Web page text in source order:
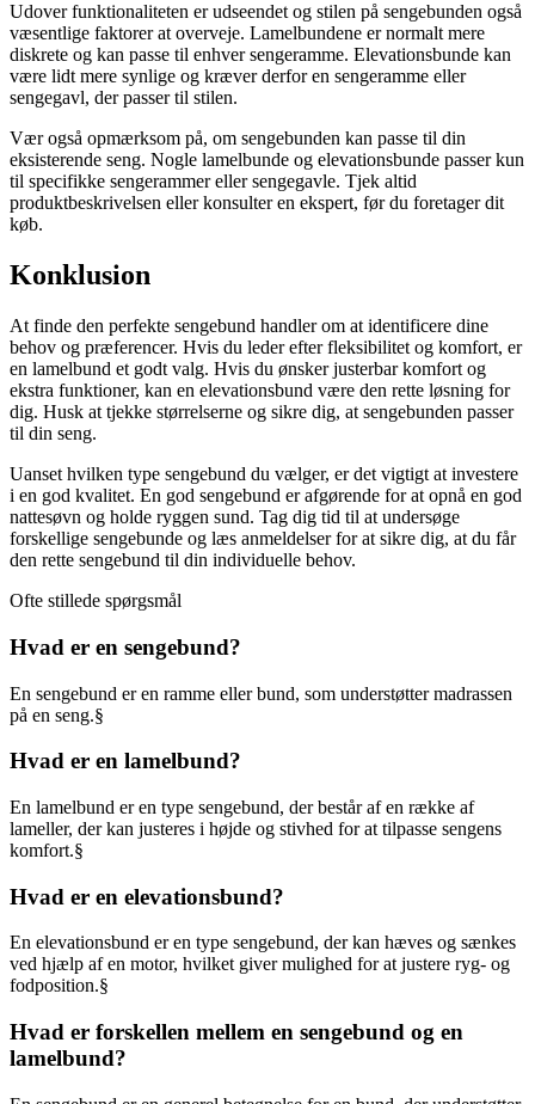
Udover funktionaliteten er udseendet og stilen på sengebunden også
væsentlige faktorer at overveje. Lamelbundene er normalt mere
diskrete og kan passe til enhver sengeramme. Elevationsbunde kan
være lidt mere synlige og kræver derfor en sengeramme eller
sengegavl, der passer til stilen.
Vær også opmærksom på, om sengebunden kan passe til din
eksisterende seng. Nogle lamelbunde og elevationsbunde passer kun
til specifikke sengerammer eller sengegavle. Tjek altid
produktbeskrivelsen eller konsulter en ekspert, før du foretager dit
køb.
Konklusion
At finde den perfekte sengebund handler om at identificere dine
behov og præferencer. Hvis du leder efter fleksibilitet og komfort, er
en lamelbund et godt valg. Hvis du ønsker justerbar komfort og
ekstra funktioner, kan en elevationsbund være den rette løsning for
dig. Husk at tjekke størrelserne og sikre dig, at sengebunden passer
til din seng.
Uanset hvilken type sengebund du vælger, er det vigtigt at investere
i en god kvalitet. En god sengebund er afgørende for at opnå en god
nattesøvn og holde ryggen sund. Tag dig tid til at undersøge
forskellige sengebunde og læs anmeldelser for at sikre dig, at du får
den rette sengebund til din individuelle behov.
Ofte stillede spørgsmål
Hvad er en sengebund?
En sengebund er en ramme eller bund, som understøtter madrassen
på en seng.§
Hvad er en lamelbund?
En lamelbund er en type sengebund, der består af en række af
lameller, der kan justeres i højde og stivhed for at tilpasse sengens
komfort.§
Hvad er en elevationsbund?
En elevationsbund er en type sengebund, der kan hæves og sænkes
ved hjælp af en motor, hvilket giver mulighed for at justere ryg- og
fodposition.§
Hvad er forskellen mellem en sengebund og en
lamelbund?